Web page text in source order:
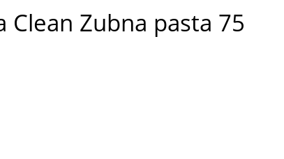
Clean Zubna pasta 75